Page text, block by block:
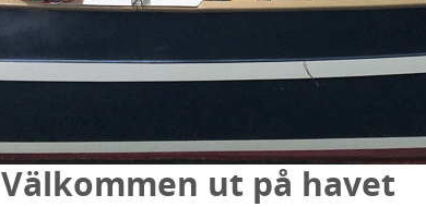
Välkommen ut på havet